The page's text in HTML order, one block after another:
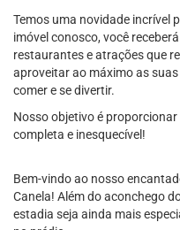
Temos uma novidade incrível
imóvel conosco, você
restaurantes e atrações que
aproveitar ao máximo as
comer e se divertir.
Nosso objetivo é
completa e inesquecível!
Bem-vindo ao nosso
Canela! Além do aconchego
estadia seja ainda mais